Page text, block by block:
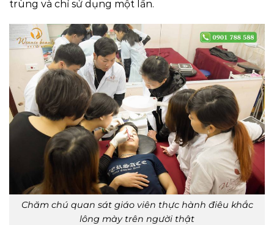
trùng và chỉ sử dụng một lần.
Chăm chú quan sát giáo viên thực hành điêu khắc
lông mày trên người thật